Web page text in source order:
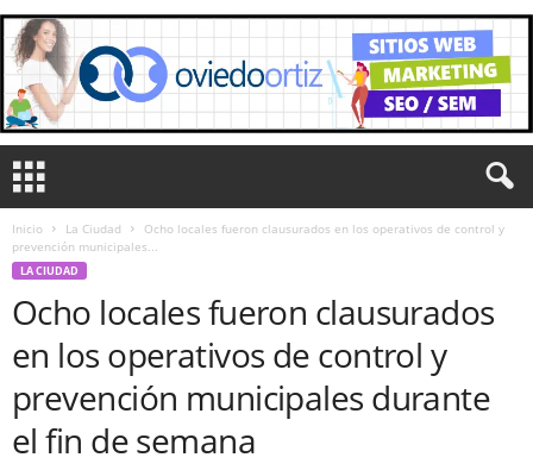
Inicio La Ciudad
Ocho locales fueron clausurados en los operativos de control y
prevención municipales...
LA CIUDAD
Ocho locales fueron clausurados
en los operativos de control y
prevención municipales durante
el fin de semana